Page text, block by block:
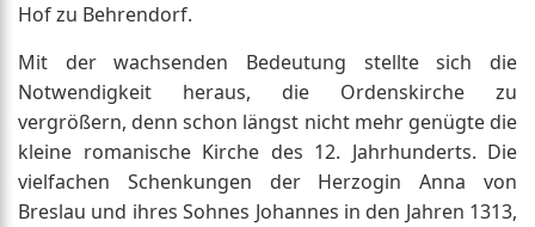
Hof zu Behrendorf.
Mit der wachsenden Bedeutung stellte sich die
Notwendigkeit heraus, die Ordenskirche zu
vergrößern, denn schon längst nicht mehr genügte die
kleine romanische Kirche des 12. Jahrhunderts. Die
vielfachen Schenkungen der Herzogin Anna von
Breslau und ihres Sohnes Johannes in den Jahren 1313,